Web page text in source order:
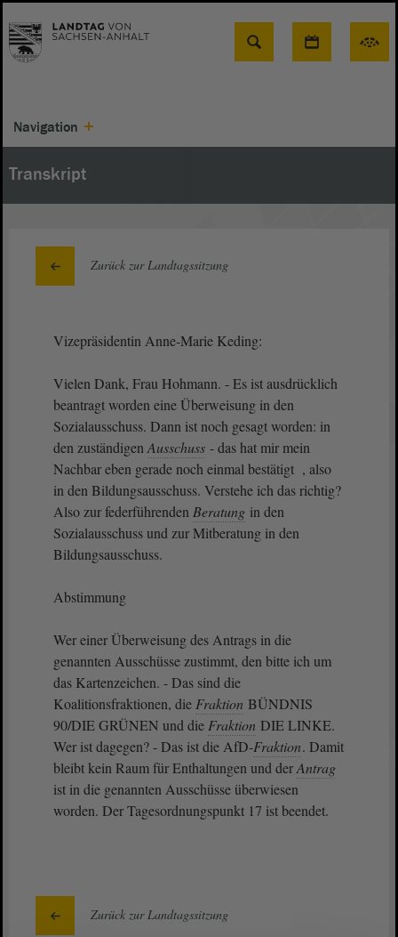
Suche
Navigation
Transkript
Zurück zur Landtagssitzung
Vizepräsidentin Anne-Marie Keding:
Vielen Dank, Frau Hohmann. - Es ist ausdrücklich
beantragt worden eine Überweisung in den
Sozialausschuss. Dann ist noch gesagt worden: in
den zuständigen Ausschuss - das hat mir mein
Nachbar eben gerade noch einmal bestätigt , also
in den Bildungsausschuss. Verstehe ich das richtig?
Also zur federführenden Beratung in den
Sozialausschuss und zur Mitberatung in den
Bildungsausschuss.
Abstimmung
Wer einer Überweisung des Antrags in die
genannten Ausschüsse zustimmt, den bitte ich um
das Kartenzeichen. - Das sind die
Koalitionsfraktionen, die Fraktion BÜNDNIS
90/DIE GRÜNEN und die Fraktion DIE LINKE.
Wer ist dagegen? - Das ist die AfD-Fraktion. Damit
bleibt kein Raum für Enthaltungen und derAntrag
ist in die genannten Ausschüsse überwiesen
worden. Der Tagesordnungspunkt 17 ist beendet.
Zurück zur Landtagssitzung